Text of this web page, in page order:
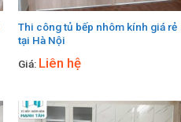
Thi công tủ bếp nhôm kính giá rẻ
tại Hà Nội
Giá: Liên hệ